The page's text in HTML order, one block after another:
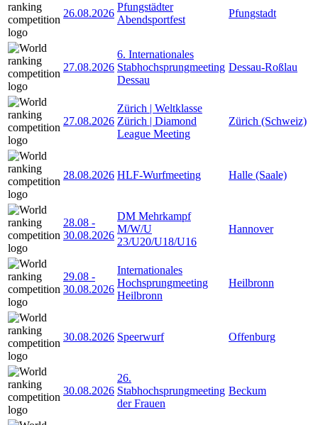
26.08.2026
Pfungstädter
Abendsportfest
Pfungstadt
27.08.2026
6. Internationales
Stabhochsprungmeeting
Dessau
Dessau-Roßlau
27.08.2026
Zürich | Weltklasse
Zürich | Diamond
League Meeting
Zürich (Schweiz)
28.08.2026 HLF-Wurfmeeting Halle (Saale)
28.08 -
30.08.2026
DM Mehrkampf
M/W/U
23/U20/U18/U16
Hannover
29.08 -
30.08.2026
Internationales
Hochsprungmeeting
Heilbronn
Heilbronn
30.08.2026 Speerwurf Offenburg
30.08.2026
26.
Stabhochsprungmeeting
der Frauen
Beckum